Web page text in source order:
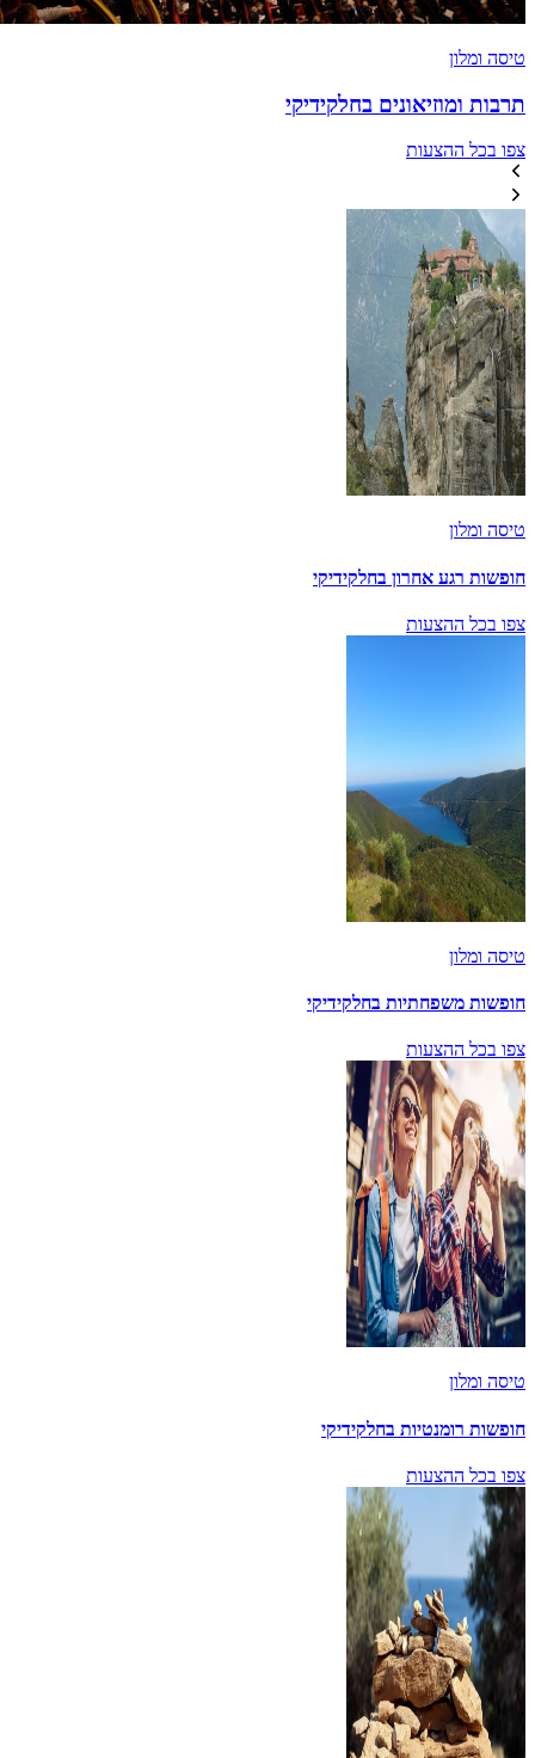
טיסה ומלון
תרבות ומוזיאונים בחלקידיקי
צפו בכל ההצעות
טיסה ומלון
חופשות רגע אחרון בחלקידיקי
צפו בכל ההצעות
טיסה ומלון
חופשות משפחתיות בחלקידיקי
צפו בכל ההצעות
טיסה ומלון
חופשות רומנטיות בחלקידיקי
צפו בכל ההצעות